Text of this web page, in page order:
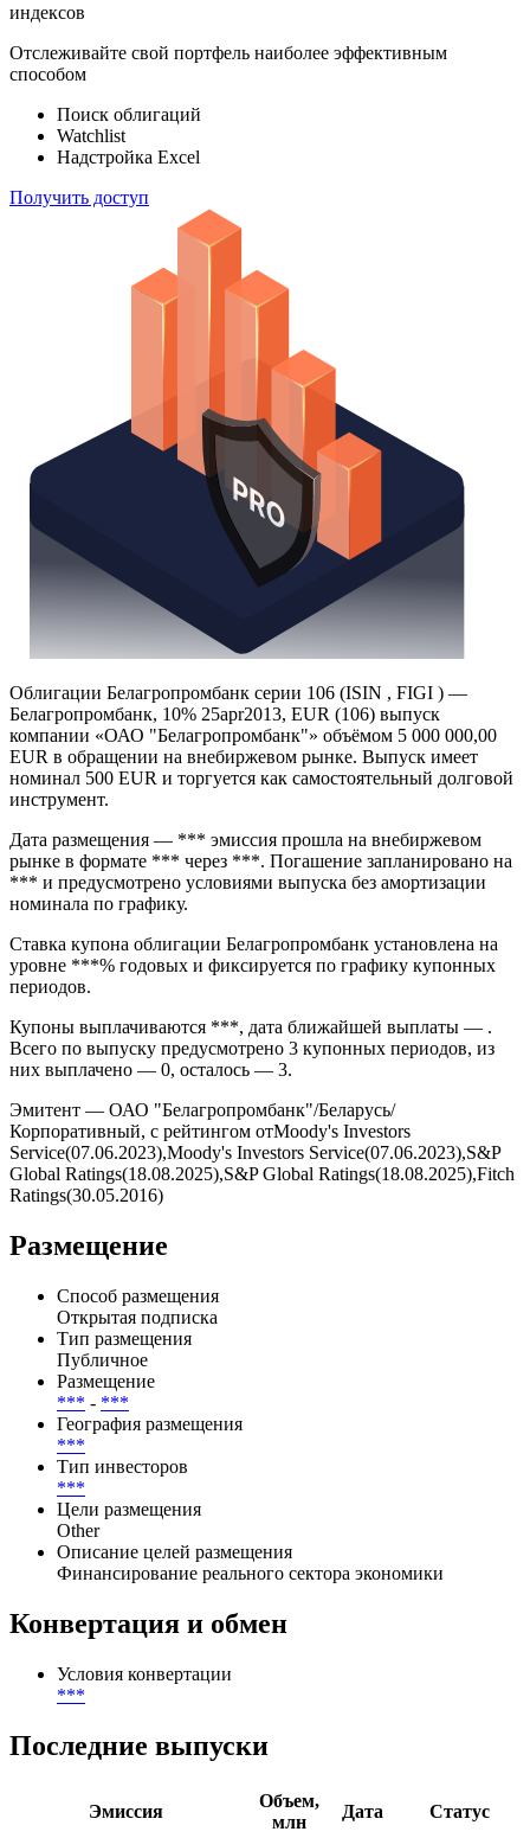
индексов
Отслеживайте свой портфель наиболее эффективным
способом
Поиск облигаций
Watchlist
Надстройка Excel
Получить доступ
Облигации Белагропромбанк серии 106 (ISIN , FIGI ) —
Белагропромбанк, 10% 25apr2013, EUR (106) выпуск
компании «ОАО "Белагропромбанк"» объёмом 5 000 000,00
EUR в обращении на внебиржевом рынке. Выпуск имеет
номинал 500 EUR и торгуется как самостоятельный долговой
инструмент.
Дата размещения — *** эмиссия прошла на внебиржевом
рынке в формате *** через ***. Погашение запланировано на
*** и предусмотрено условиями выпуска без амортизации
номинала по графику.
Ставка купона облигации Белагропромбанк установлена на
уровне ***% годовых и фиксируется по графику купонных
периодов.
Купоны выплачиваются ***, дата ближайшей выплаты — .
Всего по выпуску предусмотрено 3 купонных периодов, из
них выплачено — 0, осталось — 3.
Эмитент — ОАО "Белагропромбанк"/Беларусь/
Корпоративный, с рейтингом отMoody's Investors
Service(07.06.2023),Moody's Investors Service(07.06.2023),S&P
Global Ratings(18.08.2025),S&P Global Ratings(18.08.2025),Fitch
Ratings(30.05.2016)
Размещение
Способ размещения
Открытая подписка
Тип размещения
Публичное
Размещение
*** - ***
География размещения
***
Тип инвесторов
***
Цели размещения
Other
Описание целей размещения
Финансирование реального сектора экономики
Конвертация и обмен
Условия конвертации
***
Последние выпуски
Эмиссия
Объем,
млн
Дата
Статус